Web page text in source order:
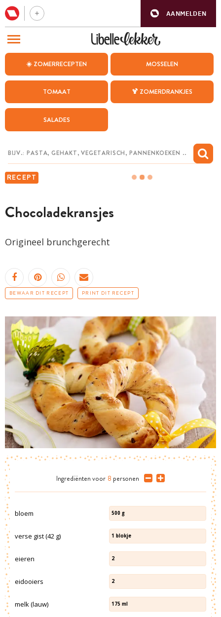
AANMELDEN
☀️ ZOMERRECEPTEN MOSSELEN
TOMAAT 🍹 ZOMERDRANKJES
SALADES
RECEPT
Chocoladekransjes
Origineel brunchgerecht
BEWAAR DIT RECEPT PRINT DIT RECEPT
Ingrediënten voor 8 personen
bloem 500 g
verse gist (42 g) 1 blokje
eieren 2
eidooiers 2
melk (lauw) 175 ml
BEZOEK ONZE ANDERE WEBSITES
WEEKMENU
CHAT MET MAIA
MIJN BEWAARDE RECEPTEN